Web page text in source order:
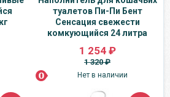
туалетов Пи-Пи Бент
Сенсация свежести
комкующийся 24 литра
1 254 ₽
1 320 ₽
Нет в наличии